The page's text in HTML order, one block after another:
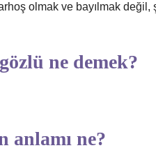
olmak ve bayılmak
ne demek?
anlamı ne?